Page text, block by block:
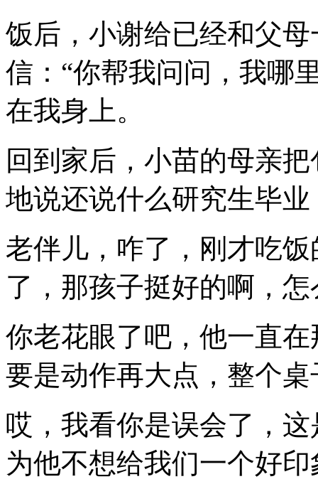
饭后，小谢给已经和父
信：“你帮我问问，我哪
在我身上。
回到家后，小苗的母亲
地说还说什么研究生毕
老伴儿，咋了，刚才吃
了，那孩子挺好的啊，
你老花眼了吧，他一直
要是动作再大点，整个
哎，我看你是误会了，
为他不想给我们一个好